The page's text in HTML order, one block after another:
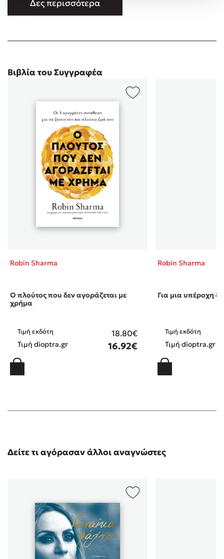
ηγεσίας και προσωπικής αριστείας στον κόσμο, παρέχει
Δες περισσότερα
Βιβλία του Συγγραφέα
Robin Sharma
Ο πλούτος που δεν αγοράζεται με
χρήμα
Τιμή εκδότη 18.80€
Τιμή dioptra.gr 16.92€
Robin Sharma
Για μια υπέροχη
Τιμή εκδότη
Τιμή dioptra.gr
Δείτε τι αγόρασαν άλλοι αναγνώστες